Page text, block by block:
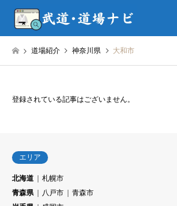
道場紹介 神奈川県 大和市
登録されている記事はございません。
エリア
北海道
札幌市
青森県
八戸市
青森市